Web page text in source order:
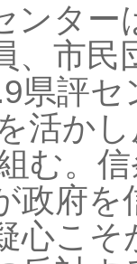
ンタ
、市
県評
活か
む。
政府
心こ